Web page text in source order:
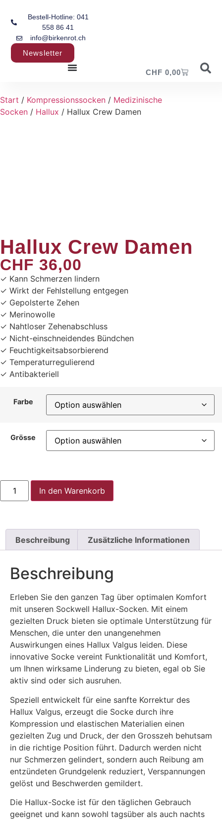
Bestell-Hotline: 041
558 86 41
info@birkenrot.ch
Newsletter
CHF 0,00
Start / Kompressionssocken / Medizinische
Socken / Hallux / Hallux Crew Damen
Hallux Crew Damen
CHF 36,00
✓ Kann Schmerzen lindern
✓ Wirkt der Fehlstellung entgegen
✓ Gepolsterte Zehen
✓ Merinowolle
✓ Nahtloser Zehenabschluss
✓ Nicht-einschneidendes Bündchen
✓ Feuchtigkeitsabsorbierend
✓ Temperaturregulierend
✓ Antibakteriell
Farbe
Grösse
In den Warenkorb
Beschreibung Zusätzliche Informationen
Beschreibung
Erleben Sie den ganzen Tag über optimalen Komfort
mit unseren Sockwell Hallux-Socken. Mit einem
gezielten Druck bieten sie optimale Unterstützung für
Menschen, die unter den unangenehmen
Auswirkungen eines Hallux Valgus leiden. Diese
innovative Socke vereint Funktionalität und Komfort,
um Ihnen wirksame Linderung zu bieten, egal ob Sie
aktiv sind oder sich ausruhen.
Speziell entwickelt für eine sanfte Korrektur des
Hallux Valgus, erzeugt die Socke durch ihre
Kompression und elastischen Materialien einen
gezielten Zug und Druck, der den Grosszeh behutsam
in die richtige Position führt. Dadurch werden nicht
nur Schmerzen gelindert, sondern auch Reibung am
entzündeten Grundgelenk reduziert, Verspannungen
gelöst und Beschwerden gemildert.
Die Hallux-Socke ist für den täglichen Gebrauch
geeignet und kann sowohl tagsüber als auch nachts